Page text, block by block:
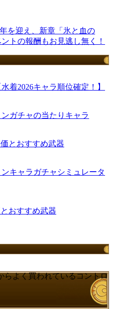
を迎え、新章「氷と血の
トの報酬もお見逃し無く！
着2026キャラ順位確定！】
ガチャの当たりキャラ
とおすすめ武器
キャラガチャシミュレータ
おすすめ武器
らよく買われているコントロ